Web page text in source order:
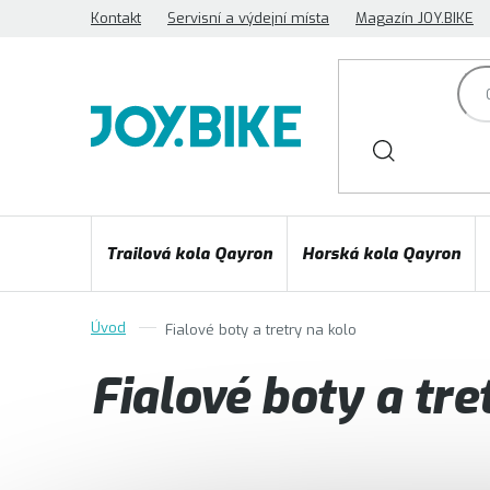
Kontakt Servisní a výdejní místa Magazín JOY.BIKE
Trailová kola Qayron Horská kola Qayron
Fialové boty a tretry na kolo
Fialové boty a